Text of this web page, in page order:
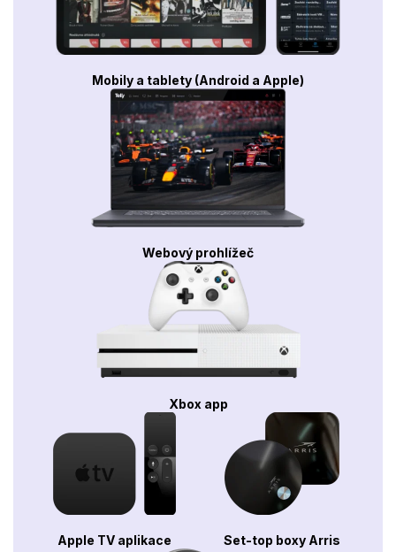
Mobily a tablety (Android a Apple)
Webový prohlížeč
Xbox app
Apple TV aplikace Set-top boxy Arris